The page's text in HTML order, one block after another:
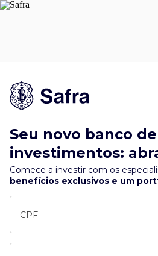
Seu novo banco de
investimentos:
Comece a investir com os
benefícios exclusivos e um
CPF